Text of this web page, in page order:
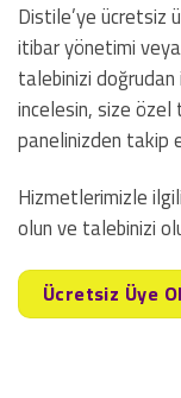
Distile’ye ücretsiz
itibar yönetimi
talebinizi
incelesin, size özel
panelinizden takip
Hizmetlerimizle
olun ve talebinizi
Ücretsiz Üye Ol